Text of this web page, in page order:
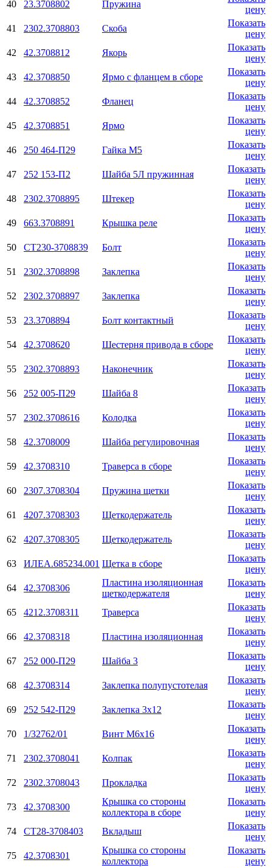
40 23.3708802 Пружина
цену
41
2302.3708803 Скоба
Показать
цену
42
42.3708812 Якорь
Показать
цену
43
42.3708850 Ярмо с фланцем в сборе
Показать
цену
44
42.3708852 Фланец
Показать
цену
45
42.3708851 Ярмо
Показать
цену
46
250 464-П29 Гайка М5
Показать
цену
47
252 153-П2 Шайба 5Л пружинная
Показать
цену
48
2302.3708895 Штекер
Показать
цену
49
663.3708891 Крышка реле
Показать
цену
50
СТ230-3708839 Болт
Показать
цену
51
2302.3708898 Заклепка
Показать
цену
52
2302.3708897 Заклепка
Показать
цену
53
23.3708894 Болт контактный
Показать
цену
54
42.3708620 Шестерня привода в сборе
Показать
цену
55
2302.3708893 Наконечник
Показать
цену
56
252 005-П29 Шайба 8
Показать
цену
57
2302.3708616 Колодка
Показать
цену
58
42.3708009 Шайба регулировочная
Показать
цену
59
42.3708310 Траверса в сборе
Показать
цену
60
2307.3708304 Пружина щетки
Показать
цену
61
4207.3708303 Щеткодержатель
Показать
цену
62
4207.3708305 Щеткодержатель
Показать
цену
63
ИЛЕА.685234.001 Щетка в сборе
Показать
цену
64
42.3708306
Пластина изоляционная
щеткодержателя
Показать
цену
65
4212.3708311 Траверса
Показать
цену
66
42.3708318 Пластина изоляционная
Показать
цену
67
252 000-П29 Шайба 3
Показать
цену
68
42.3708314 Заклепка полупустотелая
Показать
цену
69
252 542-П29 Заклепка 3х12
Показать
цену
70
1/32762/01 Винт М6х16
Показать
цену
71
2302.3708041 Колпак
Показать
цену
72
2302.3708043 Прокладка
Показать
цену
73
42.3708300
Крышка со стороны
коллектора в сборе
Показать
цену
74
СТ28-3708403 Вкладыш
Показать
цену
75
42.3708301
Крышка со стороны
коллектора
Показать
цену